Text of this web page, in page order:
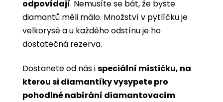
odpovídají. Nemusíte se bát, že byste
diamantů měli málo. Množství v pytlíčku je
velkorysé a u každého odstínu je ho
dostatečná rezerva.
Dostanete od nás ispeciální mističku, na
kterou si diamantíky vysypete pro
pohodlné nabírání diamantovacím